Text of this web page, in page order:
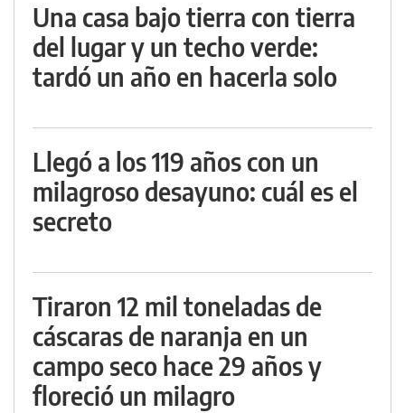
Una casa bajo tierra con tierra
del lugar y un techo verde:
tardó un año en hacerla solo
Llegó a los 119 años con un
milagroso desayuno: cuál es el
secreto
Tiraron 12 mil toneladas de
cáscaras de naranja en un
campo seco hace 29 años y
floreció un milagro